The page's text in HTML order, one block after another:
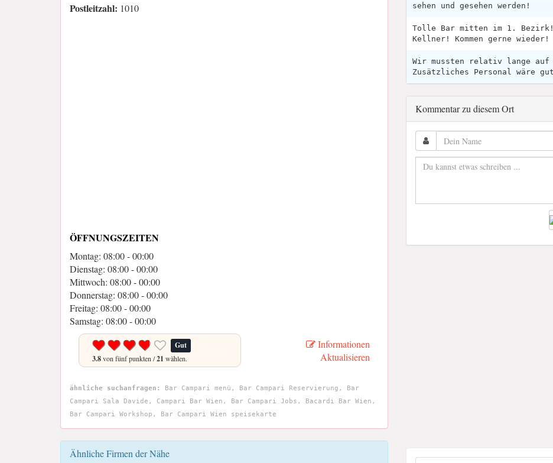
Postleitzahl: 1010
ÖFFNUNGSZEITEN
Montag: 08:00 - 00:00
Dienstag: 08:00 - 00:00
Mittwoch: 08:00 - 00:00
Donnerstag: 08:00 - 00:00
Freitag: 08:00 - 00:00
Samstag: 08:00 - 00:00
Gut
3.8von fünf punkten /21 wählen.
Informationen
Aktualisieren
ähnliche suchanfragen:
Bar Campari menü, Bar Campari Reservierung, Bar
Campari Sala Davide, Campari Bar Wien, Bar Campari Jobs, Bacardi Bar Wien,
Bar Campari Workshop, Bar Campari Wien speisekarte
Ähnliche Firmen der Nähe
sehen und gesehen werden!
Tolle Bar mitten im 1. Bezirk!
Kellner! Kommen gerne
Wir mussten relativ lange auf
Zusätzliches Personal wäre
Kommentar zu diesem Ort